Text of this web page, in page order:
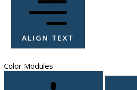
ALIGN TEXT
Color Modules